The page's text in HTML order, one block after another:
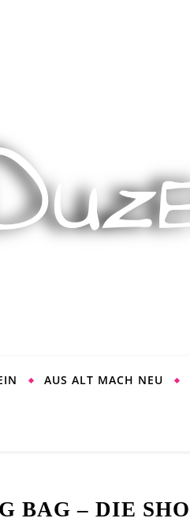
AUS ALT MACH NEU
BAG – DIE